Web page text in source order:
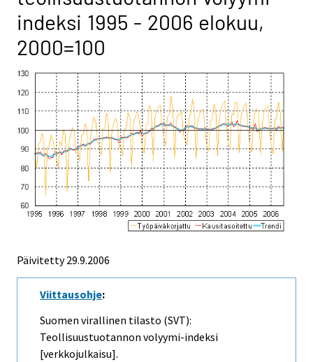
indeksi 1995 - 2006 elokuu,
2000=100
Päivitetty29.9.2006
Viittausohje:
Suomen virallinen tilasto (SVT):
Teollisuustuotannon volyymi-indeksi
[verkkojulkaisu].